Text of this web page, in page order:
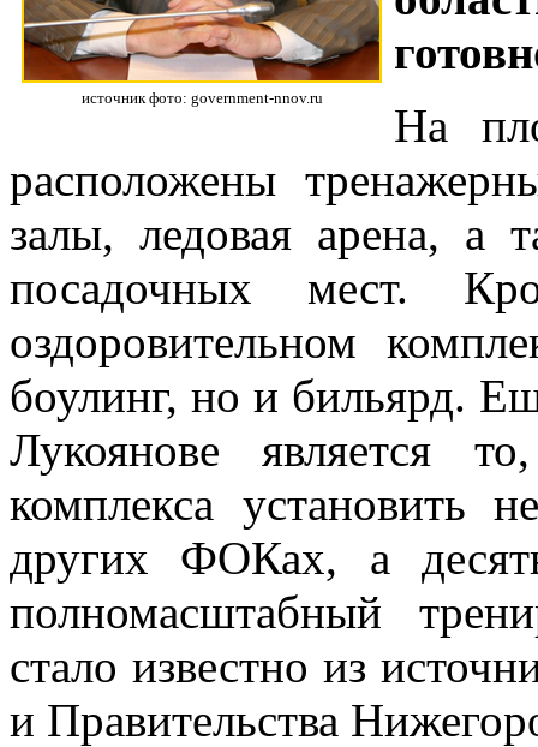
источник фото: government-nnov.ru
На
расположены
залы, ледовая арена, а
посадочных мест.
оздоровительном
боулинг, но и бильярд.
Лукоянове является
комплекса установить
других ФОКах, а
полномасштабный
стало известно из
и Правительства